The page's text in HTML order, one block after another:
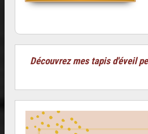
Découvrez mes tapis d'éveil